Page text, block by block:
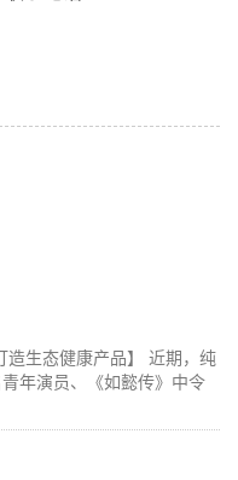
造生态健康产品】 近期，纯
年演员、《如懿传》中令